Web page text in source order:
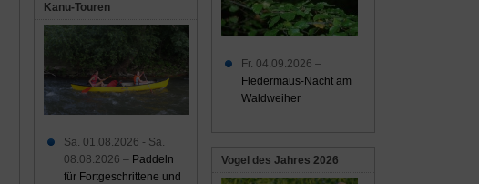
Fr. 04.09.2026 –
Fledermaus-Nacht am
Waldweiher
Vogel des Jahres 2026
Kanu-Touren
Sa. 01.08.2026 - Sa.
08.08.2026 – Paddeln
für Fortgeschrittene und